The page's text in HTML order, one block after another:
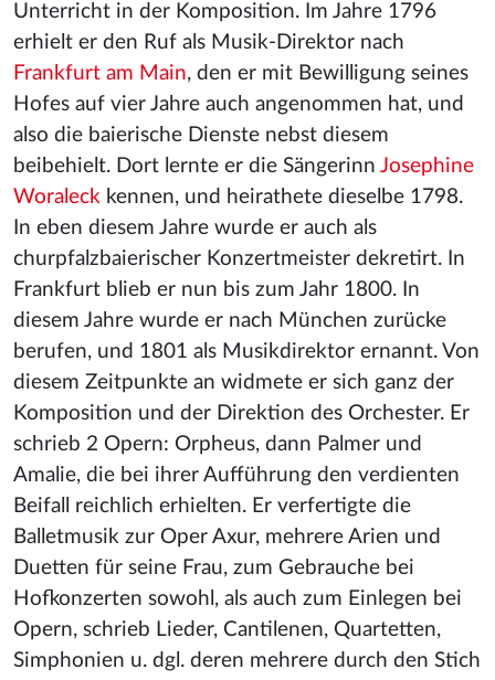
Unterricht in der Komposition. Im Jahre 1796
erhielt er den Ruf als Musik-Direktor nach
Frankfurt am Main, den er mit Bewilligung seines
Hofes auf vier Jahre auch angenommen hat, und
also die baierische Dienste nebst diesem
beibehielt. Dort lernte er die Sängerinn Josephine
Woraleck kennen, und heirathete dieselbe 1798.
In eben diesem Jahre wurde er auch als
churpfalzbaierischer Konzertmeister dekretirt. In
Frankfurt blieb er nun bis zum Jahr 1800. In
diesem Jahre wurde er nach München zurücke
berufen, und 1801 als Musikdirektor ernannt. Von
diesem Zeitpunkte an widmete er sich ganz der
Komposition und der Direktion des Orchester. Er
schrieb 2 Opern: Orpheus, dann Palmer und
Amalie, die bei ihrer Aufführung den verdienten
Beifall reichlich erhielten. Er verfertigte die
Balletmusik zur Oper Axur, mehrere Arien und
Duetten für seine Frau, zum Gebrauche bei
Hofkonzerten sowohl, als auch zum Einlegen bei
Opern, schrieb Lieder, Cantilenen, Quartetten,
Simphonien u. dgl. deren mehrere durch den Stich